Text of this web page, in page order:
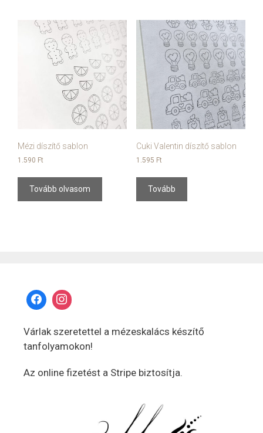
Mézi díszítő sablon
1.590 Ft
Tovább olvasom
Cuki Valentin díszítő sablon
1.595 Ft
Tovább
Várlak szeretettel a mézeskalács készítő
tanfolyamokon!
Az online fizetést a Stripe biztosítja.